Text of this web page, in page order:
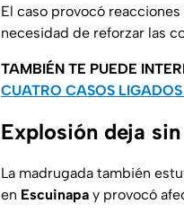
El caso provocó
necesidad de reforzar las
TAMBIÉN TE PUEDE
CUATRO CASOS
Explosión deja
La madrugada también
en Escuinapa y provocó